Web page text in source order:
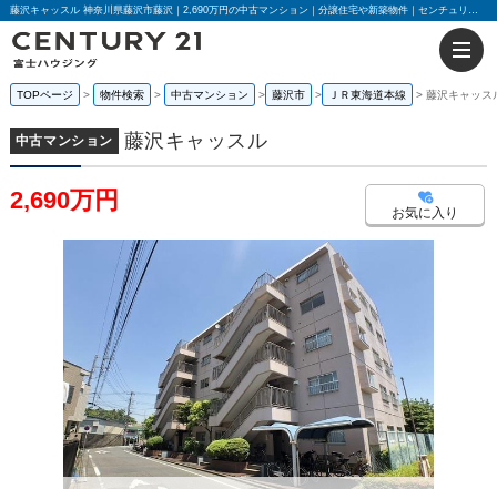
藤沢キャッスル 神奈川県藤沢市藤沢｜2,690万円の中古マンション｜分譲住宅や新築物件｜センチュリー21富士ハウジング
TOPページ 物件検索 中古マンション 藤沢市 ＪＲ東海道本線 藤沢キャッス
中古マンション 藤沢キャッスル
2,690万円 お気に入り